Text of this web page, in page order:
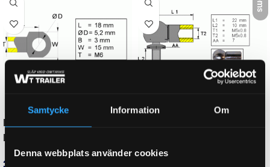
Samtycke Information Om
Denna webbplats använder cookies
GÄNGMÅTT FÖR GASFJÄDER
LÄNGD (GASFJÄDER/ÄNDSTYCKE) 120 mm